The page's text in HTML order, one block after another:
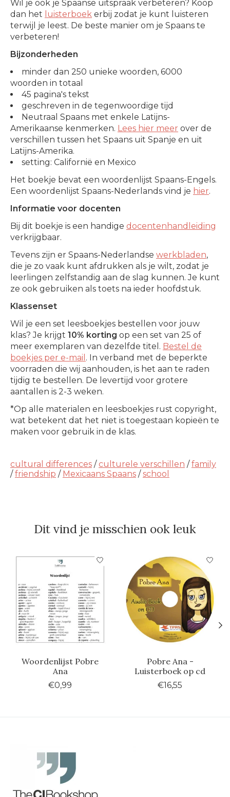
Wil je ook je Spaanse uitspraak verbeteren? Koop
dan het luisterboek erbij zodat je kunt luisteren
terwijl je leest. De beste manier om je Spaans te
verbeteren!
Bijzonderheden
minder dan 250 unieke woorden, 6000
woorden in totaal
45 pagina's tekst
geschreven in de tegenwoordige tijd
Neutraal Spaans met enkele Latijns-
Amerikaanse kenmerken. Lees hier meer over de
verschillen tussen het Spaans uit Spanje en uit
Latijns-Amerika.
setting: Californië en Mexico
Het boekje bevat een woordenlijst Spaans-Engels.
Een woordenlijst Spaans-Nederlands vind je hier.
Informatie voor docenten
Bij dit boekje is een handige docentenhandleiding
verkrijgbaar.
Tevens zijn er Spaans-Nederlandse werkbladen,
die je zo vaak kunt afdrukken als je wilt, zodat je
leerlingen zelfstandig aan de slag kunnen. Je kunt
ze ook gebruiken als toets na ieder hoofdstuk.
Klassenset
Wil je een set leesboekjes bestellen voor jouw
klas? Je krijgt 10% korting op een set van 25 of
meer exemplaren van dezelfde titel. Bestel de
boekjes per e-mail . In verband met de beperkte
voorraden die wij aanhouden, is het aan te raden
tijdig te bestellen. De levertijd voor grotere
aantallen is 2-3 weken.
*Op alle materialen en leesboekjes rust copyright,
wat betekent dat het niet is toegestaan kopieën te
maken voor gebruik in de klas.
cultural differences /culturele verschillen /family
/friendship / Mexicaans Spaans /school
Dit vind je misschien ook leuk
Items van productcarrousel
Woordenlijst Pobre
Ana
€0,99
Pobre Ana -
Luisterboek op cd
€16,55